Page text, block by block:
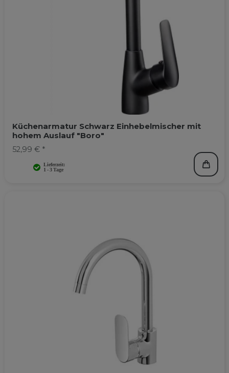
Küchenarmatur Schwarz Einhebelmischer mit
hohem Auslauf "Boro"
52,99 € *